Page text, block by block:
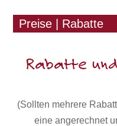
Preise | Rabatte
Rabatte
(Sollten mehrere
eine angerechnet